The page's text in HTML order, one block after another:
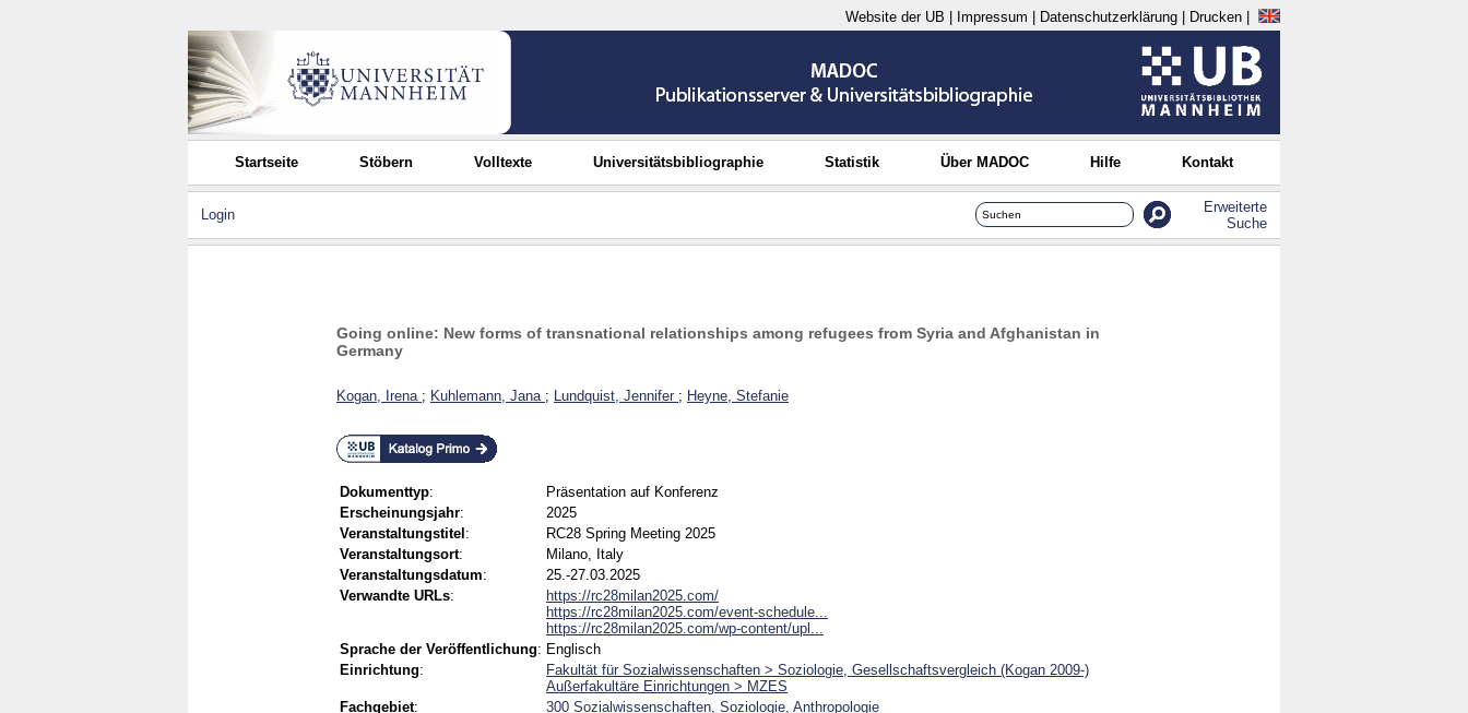
Website der UB Impressum Datenschutzerklärung Drucken
Startseite Stöbern Volltexte Universitätsbibliographie Statistik Über MADOC Hilfe Kontakt
Login
Erweiterte
Suche
Going online: New forms of transnational relationships among refugees from Syria and Afghanistan in
Germany
Kogan, Irena ; Kuhlemann, Jana ; Lundquist, Jennifer ; Heyne, Stefanie
Dokumenttyp:
Präsentation auf Konferenz
Erscheinungsjahr:
2025
Veranstaltungstitel :
RC28 Spring Meeting 2025
Veranstaltungsort:
Milano, Italy
Veranstaltungsdatum:
25.-27.03.2025
Verwandte URLs:
https://rc28milan2025.com/
https://rc28milan2025.com/event-schedule...
https://rc28milan2025.com/wp-content/upl...
Sprache der Veröffentlichung: Englisch
Einrichtung:
Fakultät für Sozialwissenschaften > Soziologie, Gesellschaftsvergleich (Kogan 2009-)
Außerfakultäre Einrichtungen > MZES
Fachgebiet: 300 Sozialwissenschaften, Soziologie, Anthropologie